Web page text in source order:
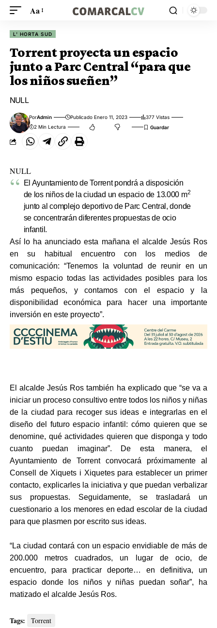
Aa
L' HORTA SUD
Torrent proyecta un espacio
junto a Parc Central “para que
los niños sueñen”
NULL
PorAdmin Publicado Enero 11, 2023
377 Vistas
2 Min Lectura
NULL
El Ayuntamiento de Torrent pondrá a disposición
de los niños de la ciudad un espacio de 13.000 m2
junto al complejo deportivo de Parc Central, donde
se concentrarán diferentes propuestas de ocio
infantil.
Así lo ha anunciado esta mañana el alcalde Jesús Ros
en su habitual encuentro con los medios de
comunicación: “Tenemos la voluntad de reunir en un
mismo espacio todas las actividades posibles para los
más pequeños, y contamos con el espacio y la
disponibilidad económica para hacer una importante
inversión en este proyecto”.
El alcalde Jesús Ros también ha explicado que “se va a
iniciar un proceso consultivo entre todos los niños y niñas
de la ciudad para recoger sus ideas e integrarlas en el
diseño del futuro espacio infantil: cómo quieren que se
denomine, qué actividades quieren que disponga y todo
cuanto puedan imaginar”. De esta manera, el
Ayuntamiento de Torrent convocará próximamente al
Consell de Xiquets i Xiquetes para establecer un primer
contacto, explicarles la iniciativa y que puedan verbalizar
sus propuestas. Seguidamente, se trasladará un
cuestionario a los menores en edad escolar de la ciudad
para que plasmen por escrito sus ideas.
“La ciudad contará con un espacio envidiable de más de
200.000 metros cuadrados, un lugar de ocio, de
encuentro, para practicar deporte… en definitiva, un
espacio donde los niños y niñas puedan soñar”, ha
matizado el alcalde Jesús Ros.
Tags: Torrent